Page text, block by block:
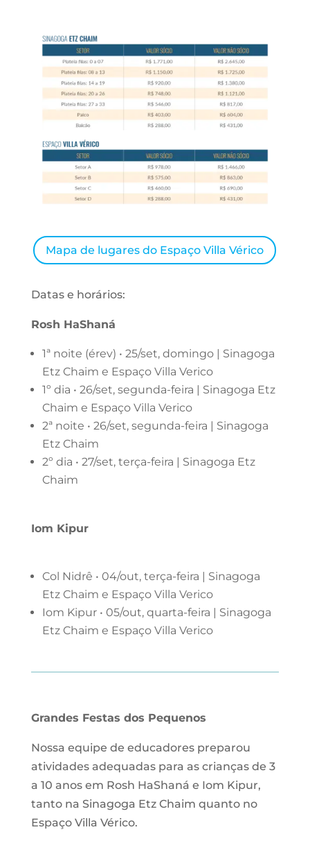
Mapa de lugares do Espaço Villa Vérico
Datas e horários:
Rosh HaShaná
1ª noite (érev) • 25/set, domingo | Sinagoga
Etz Chaim e Espaço Villa Verico
1º dia • 26/set, segunda-feira | Sinagoga Etz
Chaim e Espaço Villa Verico
2ª noite • 26/set, segunda-feira | Sinagoga
Etz Chaim
2º dia • 27/set, terça-feira | Sinagoga Etz
Chaim
Iom Kipur
Col Nidrê • 04/out, terça-feira | Sinagoga
Etz Chaim e Espaço Villa Verico
Iom Kipur • 05/out, quarta-feira | Sinagoga
Etz Chaim e Espaço Villa Verico
Grandes Festas dos Pequenos
Nossa equipe de educadores preparou
atividades adequadas para as crianças de 3
a 10 anos em Rosh HaShaná e Iom Kipur,
tanto na Sinagoga Etz Chaim quanto no
Espaço Villa Vérico.